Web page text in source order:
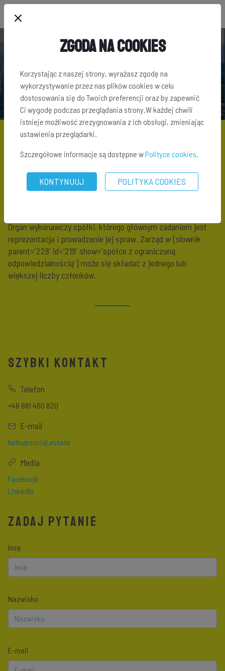
SŁOWNIK TERMINÓW INWESTYCYJNYCH
SŁOWNIK TERMINÓW INWESTYCYJNYCH\ ZARZĄD
Zarząd
Organ wykonawczy spółki, którego głównym zadaniem jest
reprezentacja i prowadzenie jej spraw. Zarząd w [slownik
parent='228' id='219' show='spółce z ograniczoną
odpowiedzialnością'] może się składać z jednego lub
większej liczby członków.
ZADAJ PYTANIE
Imię
Nazwisko
E-mail
SZYBKI KONTAKT
Telefon
+48 881 460 820
E-mail
hello@social.estate
Media
Facebook
LinkedIn
Zgoda na Cookies
Korzystając z naszej strony, wyrażasz zgodę na
wykorzystywanie przez nas plików cookies w celu
dostosowania się do Twoich preferencji oraz by zapewnić
Ci wygodę podczas przeglądania strony.W każdej chwili
istnieje możliwość zrezygnowania z ich obsługi, zmieniając
ustawienia przeglądarki.
Szczegółowe informacje są dostępne wPolityce cookies.
KONTYNUUJ POLITYKA COOKIES